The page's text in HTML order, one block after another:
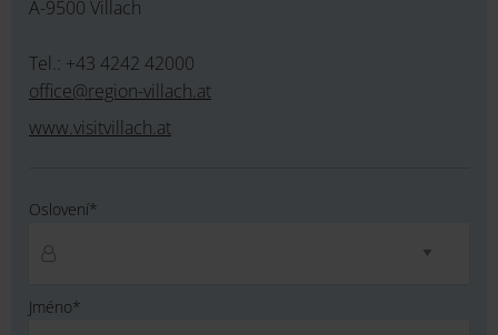
A-9500 Villach
Tel.: +43 4242 42000
office@region-villach.at
www.visitvillach.at
Oslovení*
Jméno*